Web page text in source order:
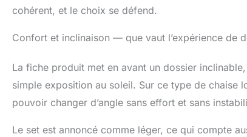
cohérent, et le choix se défend.
Confort et inclinaison — que vaut l’expérience de
La fiche produit met en avant un dossier
simple exposition au soleil. Sur ce type de chaise
pouvoir changer d’angle sans effort et sans
Le set est annoncé comme léger, ce qui compte